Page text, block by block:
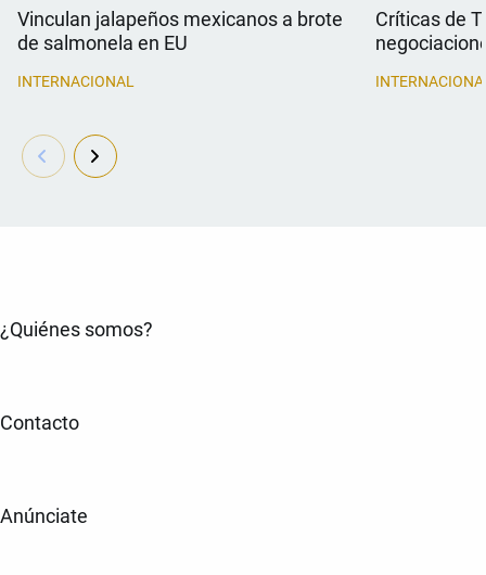
Vinculan jalapeños mexicanos a brote
de salmonela en EU
INTERNACIONAL
Críticas de
¿Quiénes somos?
Contacto
Anúnciate